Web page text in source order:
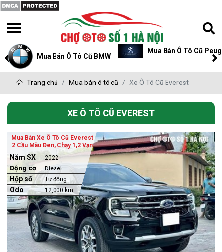
Mua Bán Ô Tô Cũ BMW
Mua Bán Ô Tô Cũ
Trang chủ Mua bán ô tô cũ Xe Ô Tô Cũ Everest
XE Ô TÔ CŨ EVEREST
Mua Bán Xe Ô Tô Cũ Everest
2 Cầu Màu Đen, Chạy 1,2 Vạn
Năm SX 2022
Động cơ Diesel
Hộp số Tự động
Odo 12,000 km